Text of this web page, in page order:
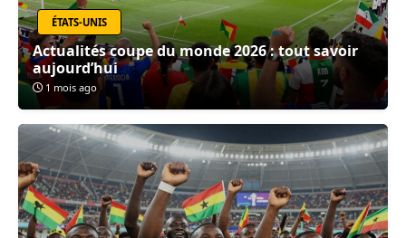
ÉTATS-UNIS
Actualités coupe du monde 2026 : tout savoir
aujourd’hui
1 mois ago